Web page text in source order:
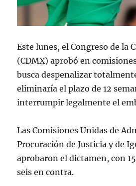
Este lunes, el Congreso de la
(CDMX) aprobó en
busca despenalizar
eliminaría el plazo de 12
interrumpir legalmente el
Las Comisiones Unidas de
Procuración de Justicia y de
aprobaron el dictamen, con
seis en contra.